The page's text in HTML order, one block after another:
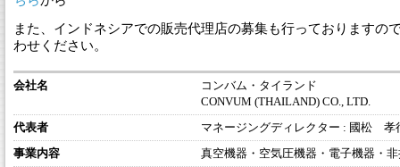
また、インドネシアでの販売代理店の募集も行っておりますの
わせください。
会社名
コンバム・タイランド
CONVUM (THAILAND) CO., LTD.
代表者
マネージングディレクター : 國松 孝
事業内容
真空機器・空気圧機器・電子機器・